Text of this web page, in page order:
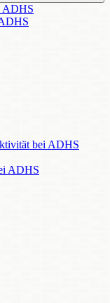
ADHS
bei ADHS
ADHS